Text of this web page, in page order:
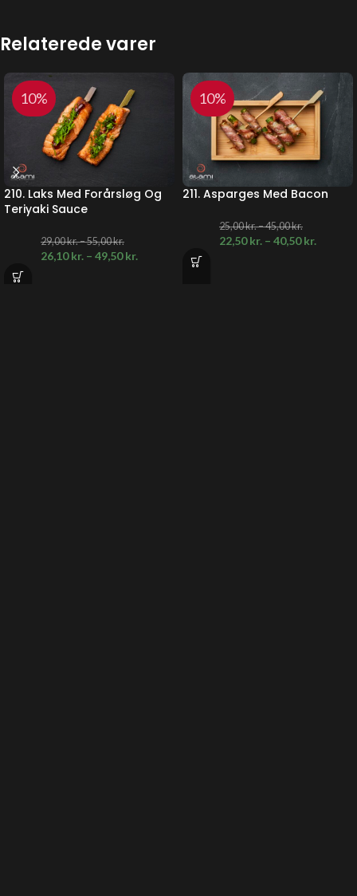
Relaterede varer
10%
210. Laks Med Forårsløg Og
Teriyaki Sauce
29,00kr.–55,00kr.
26,10kr. – 49,50kr.
10%
211. Asparges Med Bacon
25,00kr.–45,00kr.
22,50kr. – 40,50kr.